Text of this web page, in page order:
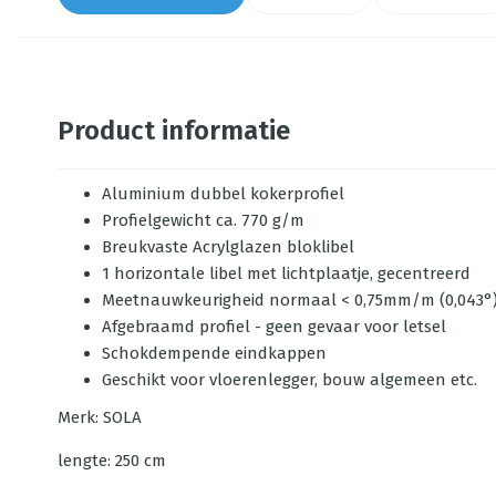
Product informatie
Aluminium dubbel kokerprofiel
Profielgewicht ca. 770 g/m
Breukvaste Acrylglazen bloklibel
1 horizontale libel met lichtplaatje, gecentreerd
Meetnauwkeurigheid normaal < 0,75mm/m
Afgebraamd profiel - geen gevaar voor letsel
Schokdempende eindkappen
Geschikt voor vloerenlegger, bouw algemeen etc.
Merk: SOLA
lengte: 250 cm